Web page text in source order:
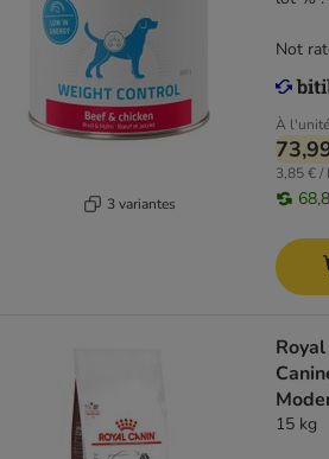
3 variantes
À l'unité
3,85 € /
Not
15 kg